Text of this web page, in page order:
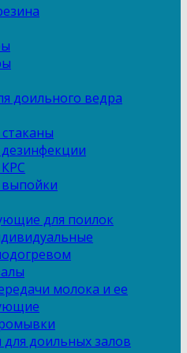
доильного ведра
для поилок
молока и ее
для доильных залов